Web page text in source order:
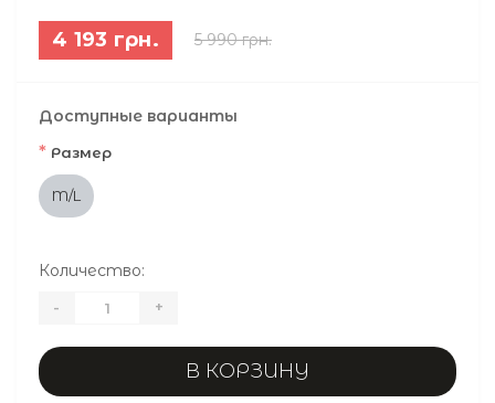
4 193 грн. 5 990 грн.
Доступные варианты
* Размер
M/L
Количество:
- +
В КОРЗИНУ